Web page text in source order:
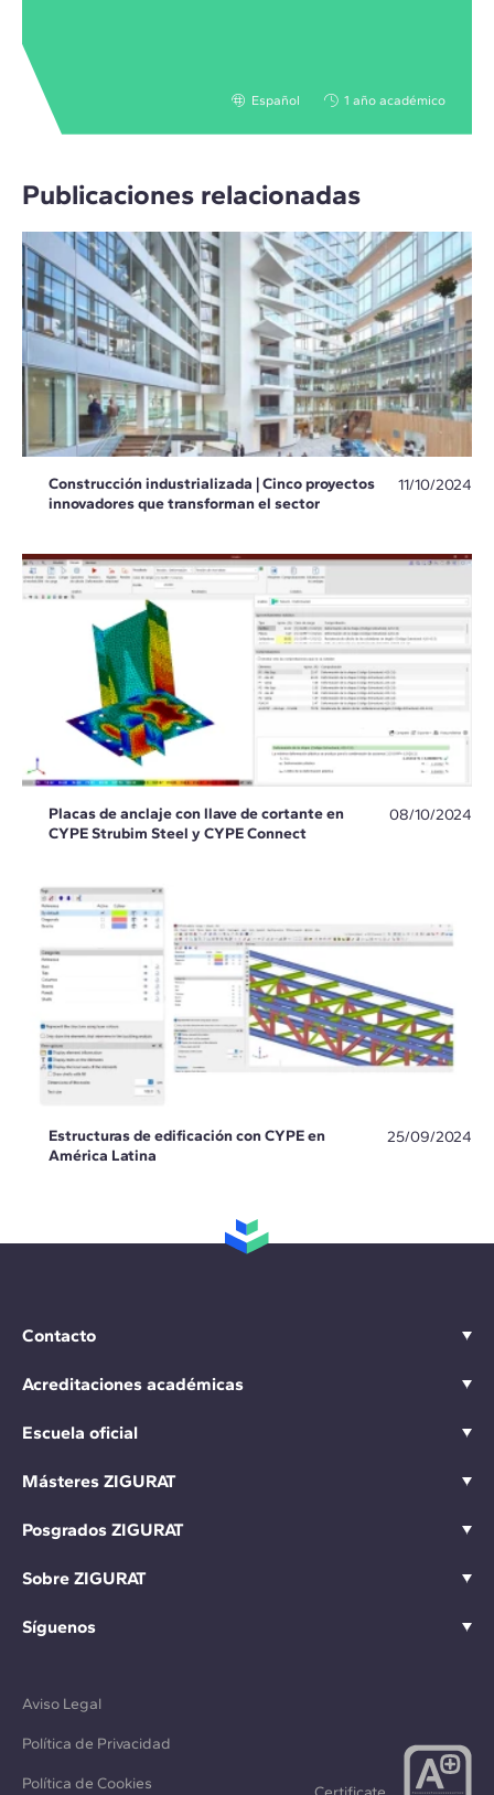
Español 1 año académico
Publicaciones relacionadas
Construcción industrializada | Cinco proyectos
innovadores que transforman el sector
11/10/2024
Placas de anclaje con llave de cortante en
CYPE Strubim Steel y CYPE Connect
08/10/2024
Estructuras de edificación con CYPE en
América Latina
25/09/2024
Contacto
Acreditaciones académicas
Escuela oficial
Másteres ZIGURAT
Posgrados ZIGURAT
Sobre ZIGURAT
Síguenos
Aviso Legal
Política de Privacidad
Política de Cookies